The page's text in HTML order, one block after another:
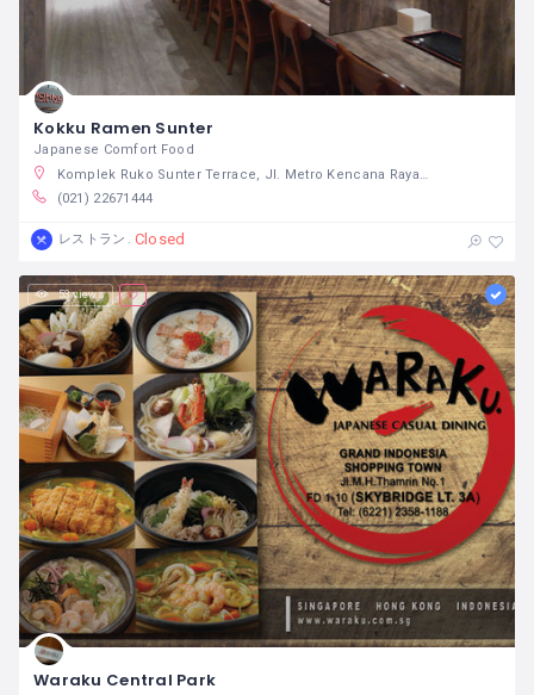
Kokku Ramen Sunter
Japanese Comfort Food
Komplek Ruko Sunter Terrace, Jl. Metro Kencana Raya No.8, RT.10/RW.4, Sunter Agung, Tj. Priok, Kota Jkt Utara, Daerah Khusus Ibukota Jakarta 14350 インドネシア
(021) 22671444
レストラン Closed
53 views
Waraku Central Park